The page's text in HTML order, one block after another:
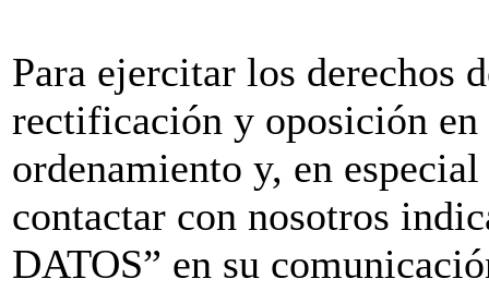
Para ejercitar los derechos
rectificación y oposición
ordenamiento y, en
contactar con nosotros
DATOS” en su